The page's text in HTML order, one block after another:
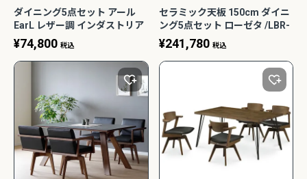
ダイニング5点セット アール
EarL レザー調 インダストリア
ル 光グローバル
¥74,800 税込
セラミック天板 150cm ダイニ
ング5点セット ローゼタ /LBR-
WH【モード/家族団らん/カフ
ェ風/シギヤマ家具】
¥241,780 税込